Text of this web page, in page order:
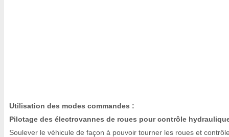
Utilisation des modes commandes :
Pilotage des électrovannes de roues pour contrôle
Soulever le véhicule de façon à pouvoir tourner les roues et